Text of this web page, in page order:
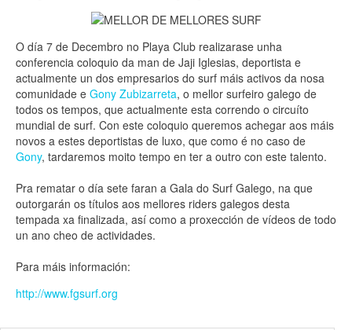
O día 7 de Decembro no Playa Club realizarase unha
conferencia coloquio da man de Jaji Iglesias, deportista e
actualmente un dos empresarios do surf máis activos da nosa
comunidade e Gony Zubizarreta, o mellor surfeiro galego de
todos os tempos, que actualmente esta correndo o circuíto
mundial de surf. Con este coloquio queremos achegar aos máis
novos a estes deportistas de luxo, que como é no caso de
Gony, tardaremos moito tempo en ter a outro con este talento.
Pra rematar o día sete faran a Gala do Surf Galego, na que
outorgarán os títulos aos mellores riders galegos desta
tempada xa finalizada, así como a proxección de vídeos de todo
un ano cheo de actividades.
Para máis información:
http://www.fgsurf.org